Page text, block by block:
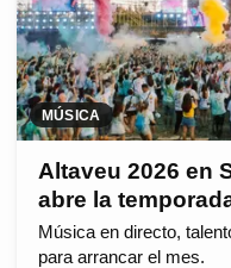
MÚSICA
Altaveu 2026 en
abre la
Música en directo,
para arrancar el mes.